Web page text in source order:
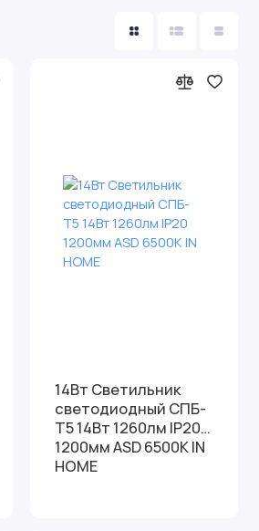
14Вт Светильник
светодиодный СПБ-
Т5 14Вт 1260лм IP20
1200мм ASD 6500К IN
HOME